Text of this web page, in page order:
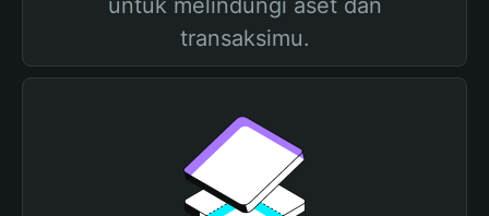
untuk melindungi aset dan
transaksimu.